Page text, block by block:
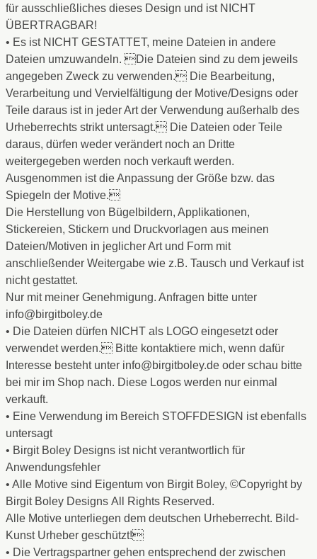
für ausschließliches dieses Design und ist NICHT
ÜBERTRAGBAR!
• Es ist NICHT GESTATTET, meine Dateien in andere
Dateien umzuwandeln. Die Dateien sind zu dem jeweils
angegeben Zweck zu verwenden. Die Bearbeitung,
Verarbeitung und Vervielfältigung der Motive/Designs oder
Teile daraus ist in jeder Art der Verwendung außerhalb des
Urheberrechts strikt untersagt. Die Dateien oder Teile
daraus, dürfen weder verändert noch an Dritte
weitergegeben werden noch verkauft werden.
Ausgenommen ist die Anpassung der Größe bzw. das
Spiegeln der Motive.
Die Herstellung von Bügelbildern, Applikationen,
Stickereien, Stickern und Druckvorlagen aus meinen
Dateien/Motiven in jeglicher Art und Form mit
anschließender Weitergabe wie z.B. Tausch und Verkauf ist
nicht gestattet.
Nur mit meiner Genehmigung. Anfragen bitte unter
info@birgitboley.de
• Die Dateien dürfen NICHT als LOGO eingesetzt oder
verwendet werden. Bitte kontaktiere mich, wenn dafür
Interesse besteht unter info@birgitboley.de oder schau bitte
bei mir im Shop nach. Diese Logos werden nur einmal
verkauft.
• Eine Verwendung im Bereich STOFFDESIGN ist ebenfalls
untersagt
• Birgit Boley Designs ist nicht verantwortlich für
Anwendungsfehler
• Alle Motive sind Eigentum von Birgit Boley, ©Copyright by
Birgit Boley Designs All Rights Reserved.
Alle Motive unterliegen dem deutschen Urheberrecht. Bild-
Kunst Urheber geschützt!
• Die Vertragspartner gehen entsprechend der zwischen